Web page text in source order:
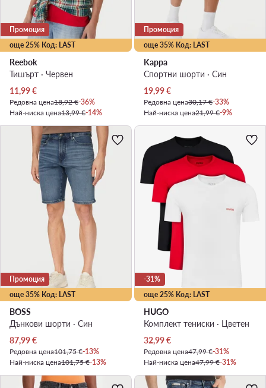
още 25% Код: LAST
Промоция
Reebok
Тишърт · Червен
Актуална цена
11,99€
Редовна цена18,92 €-36%
Най-ниска цена13,99 €-14%
още 35% Код: LAST
Промоция
Kappa
Спортни шорти · Син
Актуална цена
19,99€
Редовна цена30,17 €-33%
Най-ниска цена21,99 €-9%
още 35% Код: LAST
Промоция
BOSS
Дънкови шорти · Син
Актуална цена
87,99€
Редовна цена101,75 €-13%
Най-ниска цена101,75 €-13%
още 25% Код: LAST
-31%
HUGO
Комплект тениски · Цветен
Актуална цена
32,99€
Редовна цена47,99 €-31%
Най-ниска цена47,99 €-31%